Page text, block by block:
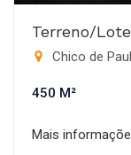
Terreno/
Chico de
450 M²
Mais